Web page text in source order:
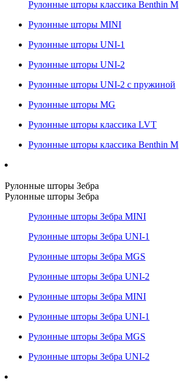
Рулонные шторы классика Benthin M
Рулонные шторы MINI
Рулонные шторы UNI-1
Рулонные шторы UNI-2
Рулонные шторы UNI-2 с пружиной
Рулонные шторы MG
Рулонные шторы классика LVT
Рулонные шторы классика Benthin M
Рулонные шторы Зебра
Рулонные шторы Зебра
Рулонные шторы Зебра MINI
Рулонные шторы Зебра UNI-1
Рулонные шторы Зебра MGS
Рулонные шторы Зебра UNI-2
Рулонные шторы Зебра MINI
Рулонные шторы Зебра UNI-1
Рулонные шторы Зебра MGS
Рулонные шторы Зебра UNI-2